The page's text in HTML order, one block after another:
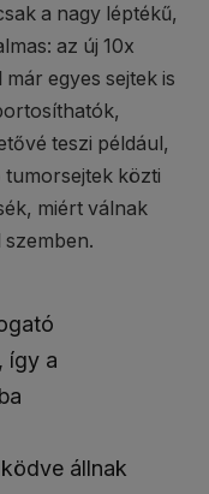
a nagy léptékű,
az új 10x
egyes sejtek is
teszi például,
közti
miért válnak
így a
állnak